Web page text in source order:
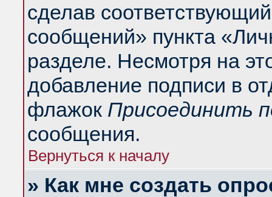
сделав
сообщений» пункта
разделе. Несмотря на
добавление подписи в
флажок Присоединить
сообщения.
Вернуться к началу
» Как мне создать